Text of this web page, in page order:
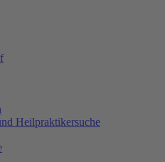
Heilpraktikersuche